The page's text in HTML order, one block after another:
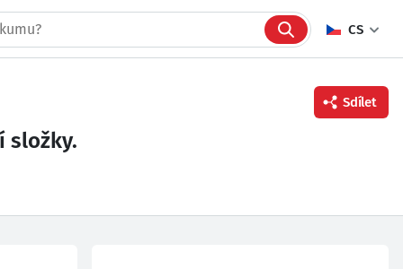
CS
Twitter
Sdílet
složky.